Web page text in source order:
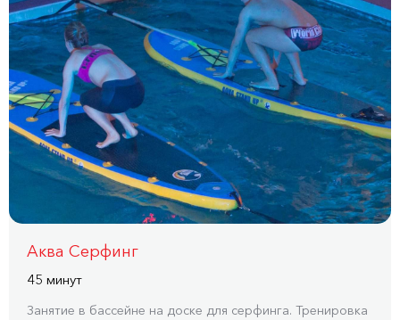
Аква Серфинг
45 минут
Занятие в бассейне на доске для серфинга. Тренировка